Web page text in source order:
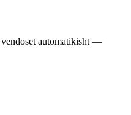
automatikisht —